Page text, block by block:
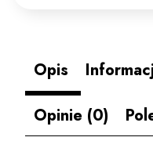
Opis
Opinie (0)